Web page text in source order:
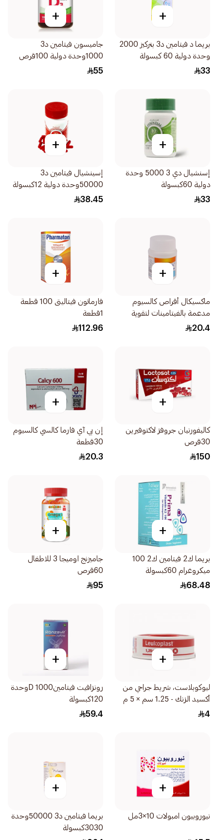
+
بريما د فيتامين د3 بتركيز 2000
وحدة دولية 60 كبسولة
33
+
جاميسون فيتامين د3
1000وحدة دولية 100قرص
55
+
إسنشيال دي 3 5000 وحدة
دولية 60كبسولة
33
+
إسينشيال فيتامين د3
50000وحدة دولية 12كبسولة
38.45
+
ماكسيكال أقراص كالسيوم
مدعمة بالفيتامينات لتقوية
العظام 30ااقراص
20.4
+
فارماتون فيتاليتى 100 قطعة
1قطعة
112.96
+
كاليفورنيان جروفز لاكتوفيرين
30قرص
150
+
إن بي آي فارما كالسي كالسيوم
30قطعة
20.3
+
بريما ك2 فيتامين ك2 100
ميكروغرام 60كبسولة
68.48
+
جاميزنج اوميجا 3 للاطفال
60قرص
95
+
ليوكوبلاست، شريط جراحي من
أكسيد الزنك - 1.25 سم × 5 م
1قطعة
4
+
رونزافيت فيتامينD 1000وحدة
120كبسولة
59.4
+
نيوروبيون امبولات 10×3مل
+
بريما فيتامين د3 50000وحدة
3030كبسولة